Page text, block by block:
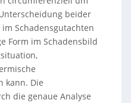
beider
Schadensgutachten
Form im Schadensbild
kann. Die
die genaue Analyse